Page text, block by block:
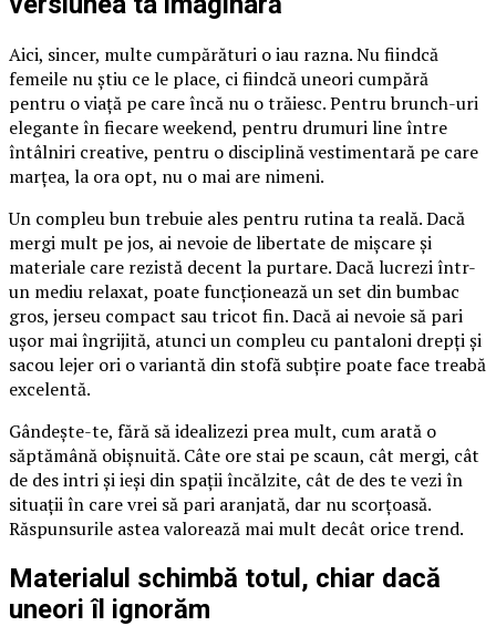
Aici, sincer, multe cumpărături o iau razna. Nu fiindcă
femeile nu știu ce le place, ci fiindcă uneori cumpără
pentru o viață pe care încă nu o trăiesc. Pentru brunch-uri
elegante în fiecare weekend, pentru drumuri line între
întâlniri creative, pentru o disciplină vestimentară pe care
marțea, la ora opt, nu o mai are nimeni.
Un compleu bun trebuie ales pentru rutina ta reală. Dacă
mergi mult pe jos, ai nevoie de libertate de mișcare și
materiale care rezistă decent la purtare. Dacă lucrezi într-
un mediu relaxat, poate funcționează un set din bumbac
gros, jerseu compact sau tricot fin. Dacă ai nevoie să pari
ușor mai îngrijită, atunci un compleu cu pantaloni drepți și
sacou lejer ori o variantă din stofă subțire poate face treabă
excelentă.
Gândește-te, fără să idealizezi prea mult, cum arată o
săptămână obișnuită. Câte ore stai pe scaun, cât mergi, cât
de des intri și ieși din spații încălzite, cât de des te vezi în
situații în care vrei să pari aranjată, dar nu scorțoasă.
Răspunsurile astea valorează mai mult decât orice trend.
Materialul schimbă totul, chiar dacă
uneori îl ignorăm